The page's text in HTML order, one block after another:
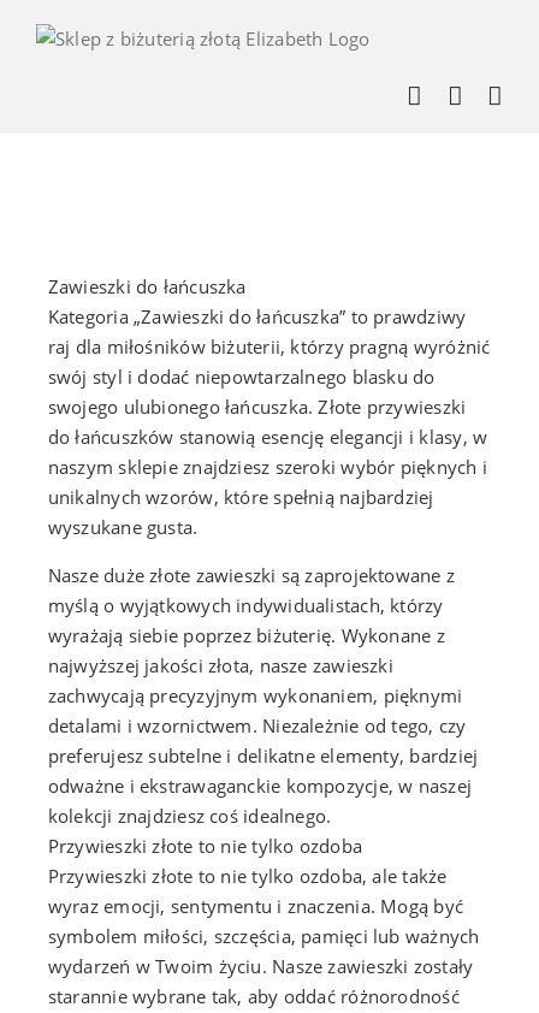
Zawieszki do łańcuszka
Kategoria „Zawieszki do łańcuszka” to prawdziwy
raj dla miłośników biżuterii, którzy pragną wyróżnić
swój styl i dodać niepowtarzalnego blasku do
swojego ulubionego łańcuszka. Złote przywieszki
do łańcuszków stanowią esencję elegancji i klasy, w
naszym sklepie znajdziesz szeroki wybór pięknych i
unikalnych wzorów, które spełnią najbardziej
wyszukane gusta.
Nasze duże złote zawieszki są zaprojektowane z
myślą o wyjątkowych indywidualistach, którzy
wyrażają siebie poprzez biżuterię. Wykonane z
najwyższej jakości złota, nasze zawieszki
zachwycają precyzyjnym wykonaniem, pięknymi
detalami i wzornictwem. Niezależnie od tego, czy
preferujesz subtelne i delikatne elementy, bardziej
odważne i ekstrawaganckie kompozycje, w naszej
kolekcji znajdziesz coś idealnego.
Przywieszki złote to nie tylko ozdoba
Przywieszki złote to nie tylko ozdoba, ale także
wyraz emocji, sentymentu i znaczenia. Mogą być
symbolem miłości, szczęścia, pamięci lub ważnych
wydarzeń w Twoim życiu. Nasze zawieszki zostały
starannie wybrane tak, aby oddać różnorodność